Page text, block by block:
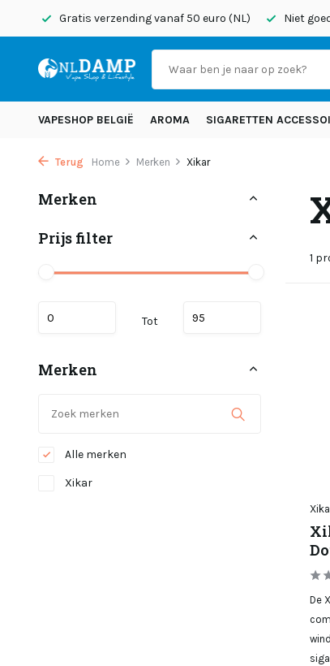
Gratis verzending vanaf 50 euro (NL) Niet
VAPESHOP BELGIË AROMA SIGARETTEN
Terug Home Merken Xikar
Merken
Prijs filter
Tot
Merken
Alle merken
Xikar
1
De